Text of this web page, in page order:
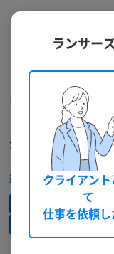
クラウドソーシング ランサ
リスティング広
外注
絞り込みをクリア
Web集客・マーケテ
└─ コンサルティング
マーケティング・
美容・化粧品
教育
サービス
スポーツ・フィッ
ランサー
クライアント
て
仕事を依頼し